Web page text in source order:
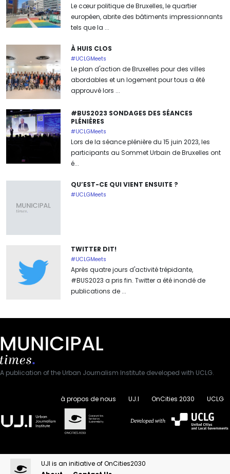
Le cœur politique de Bruxelles, le quartier
européen, abrite des bâtiments impressionnants
tels que la ...
À HUIS CLOS
#UCLGMeets
Le plan d'action de Bruxelles pour des villes
abordables et un logement pour tous a été
approuvé lors ...
#BUS2023 SONDAGES DES SÉANCES
PLÉNIÈRES
#UCLGMeets
Lors de la séance plénière du 15 juin 2023, les
participants au Sommet Urbain de Bruxelles ont
é...
QU’EST-CE QUI VIENT ENSUITE ?
#UCLGMeets
TWITTER DIT!
#UCLGMeets
Après quatre jours d'activité trépidante,
#BUS2023 a pris fin. Twitter a été inondé de
publications de ...
A publication of the Urban Journalism Institute developed with UCLG.
à propos de nous UJ.I OnCities 2030 UCLG
UJI is an initiative of OnCities2030